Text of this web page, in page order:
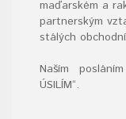
maďarském a
partnerským
stálých
Naším
ÚSILÍM“.